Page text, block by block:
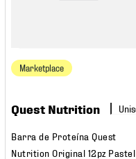
Marketplace
Quest Nutrition
Barra de Proteína Quest
Nutrition Original 12pz Pastel